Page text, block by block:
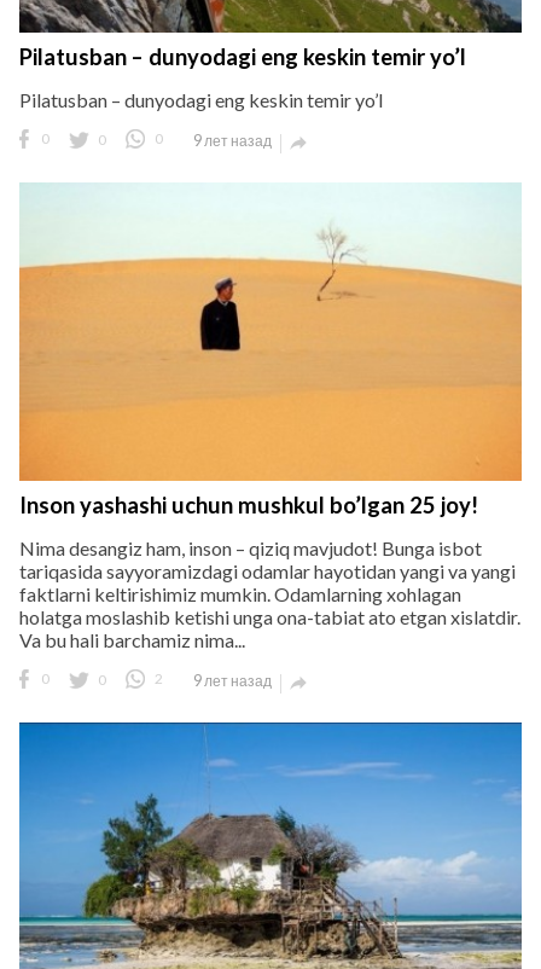
Pilatusban – dunyodagi eng keskin temir yo’l
Pilatusban – dunyodagi eng keskin temir yo’l
0 0 0 9 лет назад 
Inson yashashi uchun mushkul bo’lgan 25 joy!
Nima desangiz ham, inson – qiziq mavjudot! Bunga isbot
tariqasida sayyoramizdagi odamlar hayotidan yangi va yangi
faktlarni keltirishimiz mumkin. Odamlarning xohlagan
holatga moslashib ketishi unga ona-tabiat ato etgan xislatdir.
Va bu hali barchamiz nima...
0 0 2 9 лет назад 